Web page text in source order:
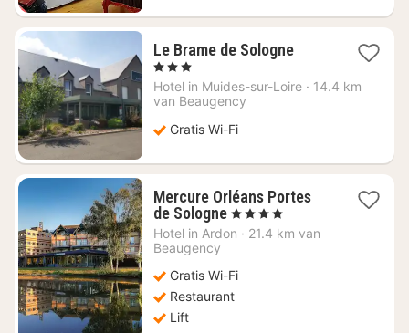
Le Brame de Sologne1
vanaf
, 3 Sterren
Hotel in Muides-sur-Loire · 14.4 km
van Beaugency
Gratis Wi-Fi
Mercure Orléans Portes
de Sologne1
nacht
101,82
, 4 Sterren
Hotel in Ardon · 21.4 km van
Beaugency
Gratis Wi-Fi
Restaurant
Lift